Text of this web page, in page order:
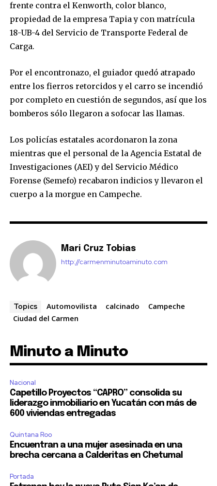
frente contra el Kenworth, color blanco,
propiedad de la empresa Tapia y con matrícula
18-UB-4 del Servicio de Transporte Federal de
Carga.
Por el encontronazo, el guiador quedó atrapado
entre los fierros retorcidos y el carro se incendió
por completo en cuestión de segundos, así que los
bomberos sólo llegaron a sofocar las llamas.
Los policías estatales acordonaron la zona
mientras que el personal de la Agencia Estatal de
Investigaciones (AEI) y del Servicio Médico
Forense (Semefo) recabaron indicios y llevaron el
cuerpo a la morgue en Campeche.
Mari Cruz Tobias
http://carmenminutoaminuto.com
Topics Automovilista calcinado
Campeche
Ciudad del Carmen
Minuto a Minuto
Nacional
Capetillo Proyectos “CAPRO” consolida su
liderazgo inmobiliario en Yucatán con más de
600 viviendas entregadas
Quintana Roo
Encuentran a una mujer asesinada en una
brecha cercana a Calderitas en Chetumal
Portada